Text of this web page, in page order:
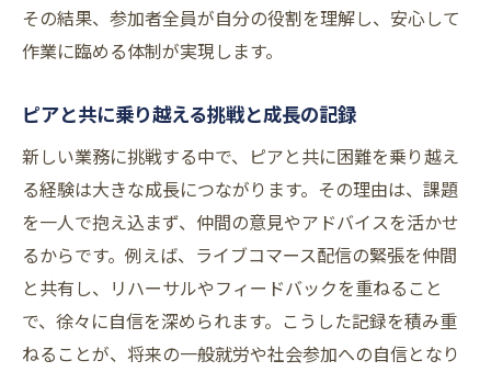
その結果、参加者全員が自分の役割を理解し、安心して
作業に臨める体制が実現します。
ピアと共に乗り越える挑戦と成長の記録
新しい業務に挑戦する中で、ピアと共に困難を乗り越え
る経験は大きな成長につながります。その理由は、課題
を一人で抱え込まず、仲間の意見やアドバイスを活かせ
るからです。例えば、ライブコマース配信の緊張を仲間
と共有し、リハーサルやフィードバックを重ねること
で、徐々に自信を深められます。こうした記録を積み重
ねることが、将来の一般就労や社会参加への自信となり